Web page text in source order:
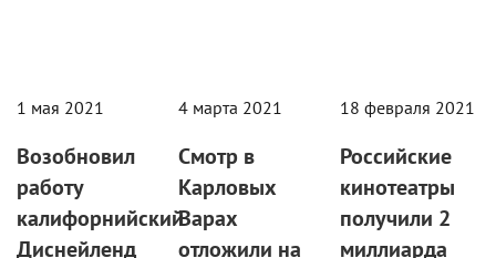
Возобновил
работу
калифорнийский
Диснейленд
Парк
Смотр в
Карловых
Варах
отложили на
конец лета
Российские
кинотеатры
получили 2
миллиарда
рублей